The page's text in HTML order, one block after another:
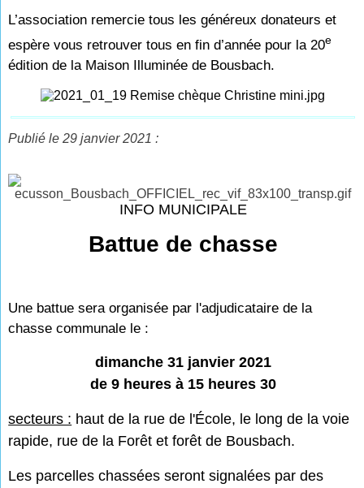
L’association remercie tous les généreux donateurs et
espère vous retrouver tous en fin d’année pour la 20e
édition de la Maison Illuminée de Bousbach.
Publié le 29 janvier 2021 :
INFO MUNICIPALE
Battue de chasse
Une battue sera organisée par l'adjudicataire de la
chasse communale le :
dimanche 31 janvier 2021
de 9 heures à 15 heures 30
secteurs : haut de la rue de l'École, le long de la voie
rapide, rue de la Forêt et forêt de Bousbach.
Les parcelles chassées seront signalées par des